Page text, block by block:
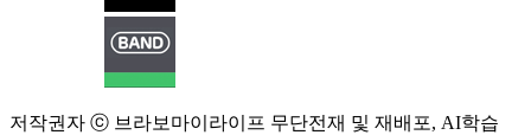
저작권자 ⓒ 브라보마이라이프 무단전재 및 재배포, AI학습